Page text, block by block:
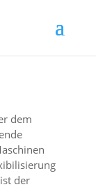
dem
der